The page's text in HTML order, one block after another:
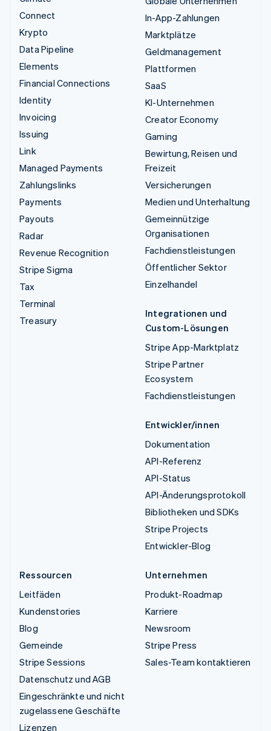
Connect
Krypto
Data Pipeline
Elements
Financial Connections
Identity
Invoicing
Issuing
Link
Managed Payments
Zahlungslinks
Payments
Payouts
Radar
Revenue Recognition
Stripe Sigma
Tax
Terminal
Treasury
In-App-Zahlungen
Marktplätze
Geldmanagement
Plattformen
SaaS
KI-Unternehmen
Creator Economy
Gaming
Bewirtung, Reisen und
Freizeit
Versicherungen
Medien und Unterhaltung
Gemeinnützige
Organisationen
Fachdienstleistungen
Öffentlicher Sektor
Einzelhandel
Integrationen und
Custom-Lösungen
Stripe App-Marktplatz
Stripe Partner
Ecosystem
Fachdienstleistungen
Entwickler/innen
Dokumentation
API-Referenz
API-Status
API-Änderungsprotokoll
Bibliotheken und SDKs
Stripe Projects
Entwickler-Blog
Ressourcen
Leitfäden
Kundenstories
Blog
Gemeinde
Stripe Sessions
Datenschutz und AGB
Eingeschränkte und nicht
zugelassene Geschäfte
Lizenzen
Unternehmen
Produkt-Roadmap
Karriere
Newsroom
Stripe Press
Sales-Team kontaktieren